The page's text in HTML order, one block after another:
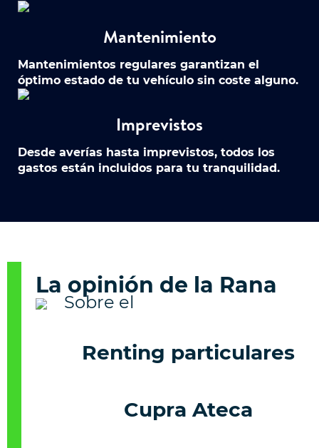
Mantenimiento
Mantenimientos regulares garantizan el
óptimo estado de tu vehículo sin coste alguno.
Imprevistos
Desde averías hasta imprevistos, todos los
gastos están incluidos para tu tranquilidad.
La opinión de la Rana
Renting particulares
Cupra Ateca